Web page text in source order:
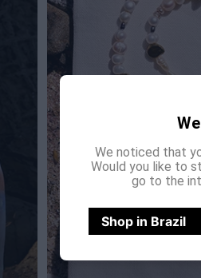
We noticed that
Would you like to
go to the
Shop in Brazil